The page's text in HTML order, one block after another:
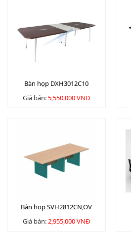
Bàn họp DXH3012C10
Giá bán:5,550,000 VNĐ
Bàn họp SVH2812CN,OV
Giá bán:2,955,000 VNĐ